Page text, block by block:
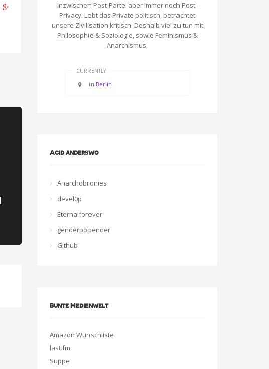
Inzwischen Post-Partei aber immer noch Post-
Privacy. Lebt das Private politisch, betrachtet
unsere Zivilisation kritisch. Deshalb viel zu tun mit
Philosophie & Soziologie, sowie Feminismus &
Anarchismus.
CURRENTLY
in Berlin
Acid anderswo
Anarchobronies
devel0p
Eternalforever
genderpopender
Github
Bunte Medienwelt
Amazon Wunschliste
last.fm
Suppe